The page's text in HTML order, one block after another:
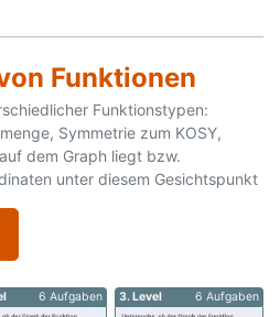
Funktionen
Funktionstypen:
Symmetrie zum KOSY,
dem Graph liegt bzw.
unter diesem Gesichtspunkt
6 Aufgaben 3. Level 6 Aufgaben